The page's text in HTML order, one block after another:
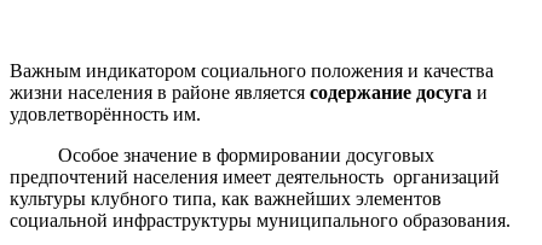
Важным индикатором социального положения и качества
жизни населения в районе является содержание досуга и
удовлетворённость им.
Особое значение в формировании досуговых
предпочтений населения имеет деятельность организаций
культуры клубного типа, как важнейших элементов
социальной инфраструктуры муниципального образования.